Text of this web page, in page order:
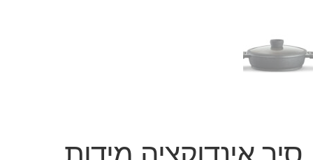
סיר אינדוקציה מידות